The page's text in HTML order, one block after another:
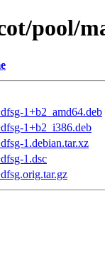
pool/
1+b2_amd64.deb
1+b2_i386.deb
1.debian.tar.xz
1.dsc